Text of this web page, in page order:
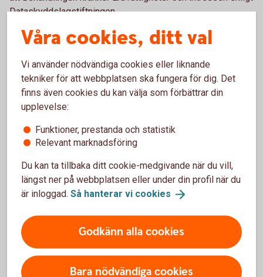
Dataskyddslagstiftningen.
Nedan finns kontaktuppgifter för utövande av dina
För frågor:
Sölvesborg-Mjällby Sparbank
Box 77
294 22 Sölvesborg
Org. nr: 536200-9457
Sölvesborg-Mjällby Sparbanks dataskyddsombud:
Sölvesborg-Mjällby Sparbank
Dataskyddsombud
294 22 Sölvesborg
Våra cookies, ditt val
Vi använder nödvändiga cookies eller liknande
tekniker för att webbplatsen ska fungera för dig. Det
finns även cookies du kan välja som förbättrar din
upplevelse:
Funktioner, prestanda och statistik
Relevant marknadsföring
Du kan ta tillbaka ditt cookie-medgivande när du vill,
längst ner på webbplatsen eller under din profil när du
är inloggad. Så hanterar vi cookies
Godkänn alla cookies
Bara nödvändiga cookies